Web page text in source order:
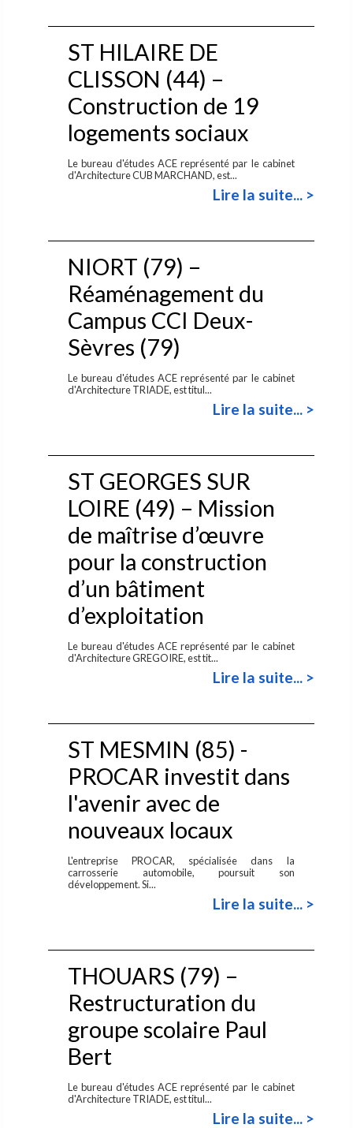
ST HILAIRE DE
CLISSON (44) –
Construction de 19
logements sociaux
Le bureau d'études ACE représenté par le cabinet
d'Architecture CUB MARCHAND, est...
Lire la suite... >
NIORT (79) –
Réaménagement du
Campus CCI Deux-
Sèvres (79)
Le bureau d'études ACE représenté par le cabinet
d'Architecture TRIADE, est titul...
Lire la suite... >
ST GEORGES SUR
LOIRE (49) – Mission
de maîtrise d’œuvre
pour la construction
d’un bâtiment
d’exploitation
Le bureau d'études ACE représenté par le cabinet
d'Architecture GREGOIRE, est tit...
Lire la suite... >
ST MESMIN (85) -
PROCAR investit dans
l'avenir avec de
nouveaux locaux
L'entreprise PROCAR, spécialisée dans la
carrosserie automobile, poursuit son
développement. Si...
Lire la suite... >
THOUARS (79) –
Restructuration du
groupe scolaire Paul
Bert
Le bureau d'études ACE représenté par le cabinet
d'Architecture TRIADE, est titul...
Lire la suite... >